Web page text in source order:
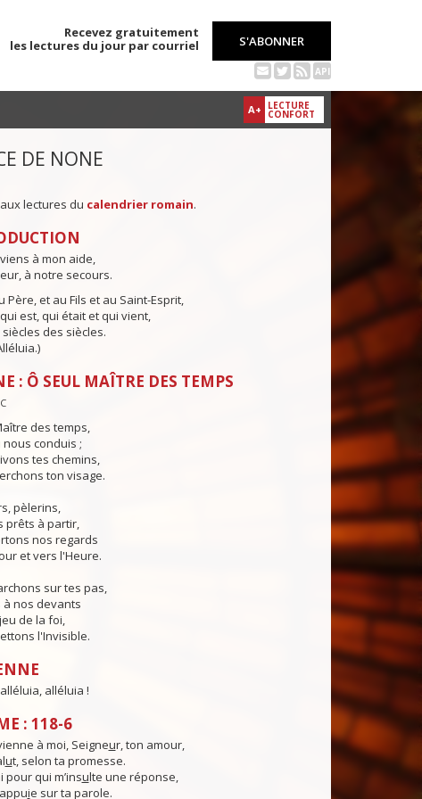
Recevez gratuitement
les lectures du jour par courriel
S'ABONNER
API
A+ LECTURE
CONFORT
DE NONE
lectures du calendrier romain.
à mon aide,
à notre secours.
Père, et au Fils et au Saint-Esprit,
est, qui était et qui vient,
des siècles.
: Ô SEUL MAÎTRE DES TEMPS
des temps,
nous conduis ;
tes chemins,
ton visage.
pèlerins,
prêts à partir,
nos regards
et vers l'Heure.
sur tes pas,
à nos devants
de la foi,
l'Invisible.
alléluia !
: 118-6
à moi, Seigneur, ton amour,
ut, selon ta promesse.
pour qui m’insulte une réponse,
ie sur ta parole.